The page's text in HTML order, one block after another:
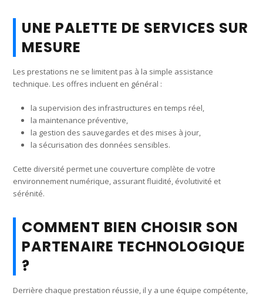
UNE PALETTE DE SERVICES SUR
MESURE
Les prestations ne se limitent pas à la simple assistance
technique. Les offres incluent en général :
la supervision des infrastructures en temps réel,
la maintenance préventive,
la gestion des sauvegardes et des mises à jour,
la sécurisation des données sensibles.
Cette diversité permet une couverture complète de votre
environnement numérique, assurant fluidité, évolutivité et
sérénité.
COMMENT BIEN CHOISIR SON
PARTENAIRE TECHNOLOGIQUE
?
Derrière chaque prestation réussie, il y a une équipe compétente,